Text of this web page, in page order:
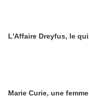
L'Affaire Dreyfus, le
Marie Curie, une